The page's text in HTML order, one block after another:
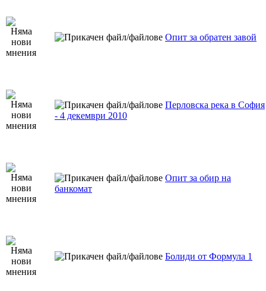
Опит за обратен завой
Перловска река в София
- 4 декември 2010
Опит за обир на
банкомат
Болиди от Формула 1